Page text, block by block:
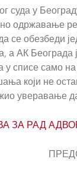
суда у
одржавање
се обезбеди
АК Београда
списе само
који не
уверавање
ЗА РАД